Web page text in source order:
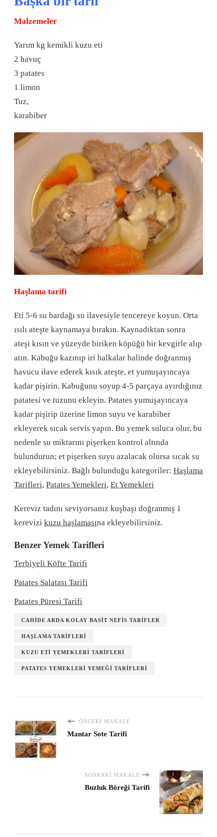
Malzemeler
Yarım kg kemikli kuzu eti
2 havuç
3 patates
1 limon
Tuz,
karabiber
Haşlama tarifi
Eti 5-6 su bardağı su ilavesiyle tencereye koyun. Orta
ısılı ateşte kaynamaya bırakın. Kaynadıktan sonra
ateşi kısın ve yüzeyde biriken köpüğü bir kevgirle alıp
atın. Kabuğu kazınıp iri halkalar halinde doğranmış
havucu ilave ederek kısık ateşte, et yumuşayıncaya
kadar pişirin. Kabuğunu soyup 4-5 parçaya ayırdığınız
patatesi ve tuzunu ekleyin. Patates yumuşayıncaya
kadar pişirip üzerine limon suyu ve karabiber
ekleyerek sıcak servis yapın. Bu yemek suluca olur, bu
nedenle su miktarını pişerken kontrol altında
bulundurun; et pişerken suyu azalacak olursa sıcak su
ekleyebilirsiniz. Bağlı bulunduğu kategoriler: Haşlama
Tarifleri, Patates Yemekleri, Et Yemekleri
Kereviz tadını seviyorsanız kuşbaşı doğranmış 1
kerevizi kuzu haşlamasına ekleyebilirsiniz.
Benzer Yemek Tarifleri
Terbiyeli Köfte Tarifi
Patates Salatası Tarifi
Patates Püresi Tarifi
CAHIDE ARDA KOLAY BASIT NEFIS TARIFLER
HAŞLAMA TARIFLERI
KUZU ETI YEMEKLERI TARIFLERI
PATATES YEMEKLERI YEMEĞI TARIFLERI
ÖNCEKI MAKALE
Mantar Sote Tarifi
SONRAKI MAKALE
Buzluk Böreği Tarifi